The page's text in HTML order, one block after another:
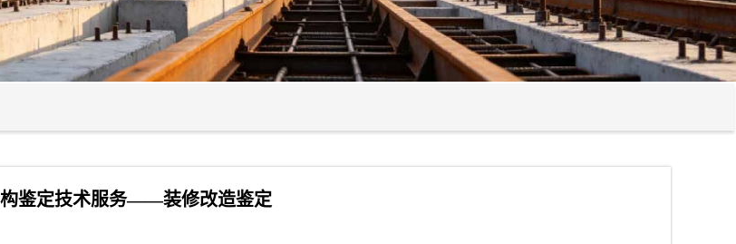
鉴定技术服务——装修改造鉴定